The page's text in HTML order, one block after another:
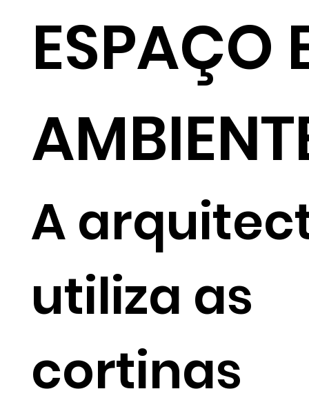
A
utiliza as
cortinas
ESPAÇO